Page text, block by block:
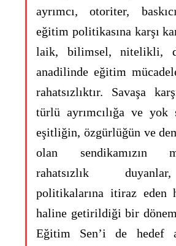
ayrımcı, otoriter,
eğitim politikasına karşı
laik, bilimsel, nitelikli,
anadilinde eğitim
rahatsızlıktır. Savaşa
türlü ayrımcılığa ve yok
eşitliğin, özgürlüğün ve
olan sendikamızın
rahatsızlık
politikalarına itiraz eden
haline getirildiği bir
Eğitim Sen’i de hedef